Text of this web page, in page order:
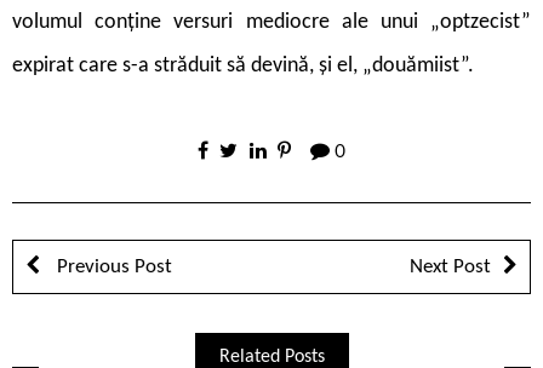
volumul conține versuri mediocre ale unui „optzecist”
expirat care s-a străduit să devină, și el, „douămiist”.
0
Previous Post Next Post
Related Posts